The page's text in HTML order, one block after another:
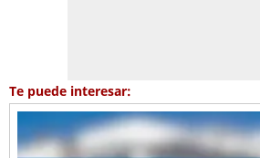
Te puede interesar: